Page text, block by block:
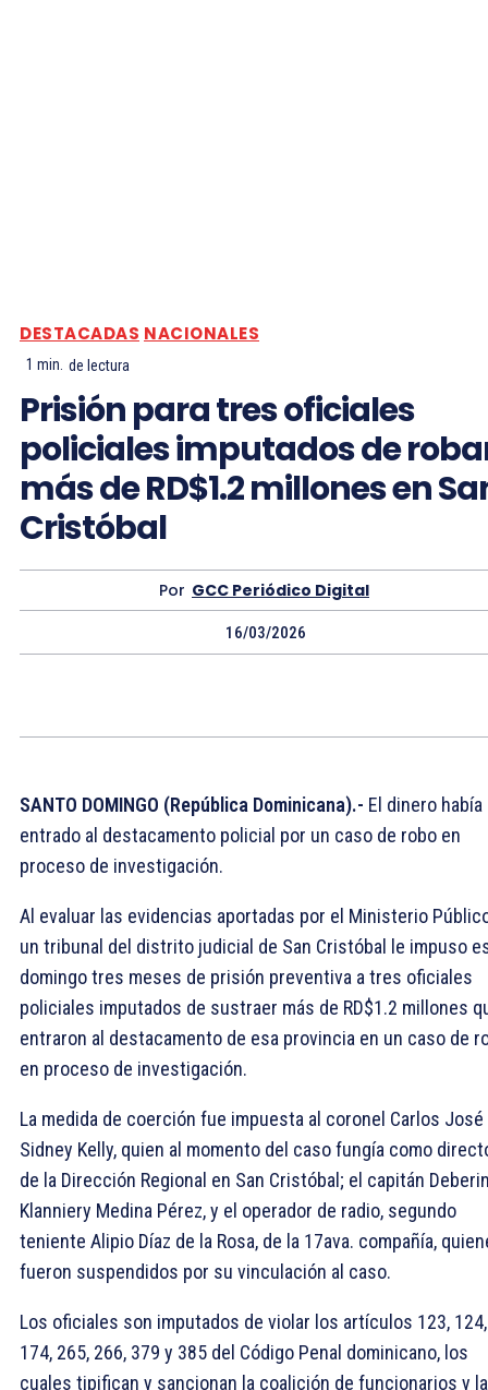
DESTACADAS NACIONALES
1 min. de lectura
Prisión para tres oficiales
policiales imputados de
más de RD$1.2 millones en
Cristóbal
Por GCC Periódico Digital
16/03/2026
SANTO DOMINGO (República Dominicana).- El dinero había
entrado al destacamento policial por un caso de robo en
proceso de investigación.
Al evaluar las evidencias aportadas por el Ministerio
un tribunal del distrito judicial de San Cristóbal le impuso
domingo tres meses de prisión preventiva a tres oficiales
policiales imputados de sustraer más de RD$1.2 millones
entraron al destacamento de esa provincia en un caso de
en proceso de investigación.
La medida de coerción fue impuesta al coronel Carlos José
Sidney Kelly, quien al momento del caso fungía como
de la Dirección Regional en San Cristóbal; el capitán
Klanniery Medina Pérez, y el operador de radio, segundo
teniente Alipio Díaz de la Rosa, de la 17ava. compañía,
fueron suspendidos por su vinculación al caso.
Los oficiales son imputados de violar los artículos 123, 124,
174, 265, 266, 379 y 385 del Código Penal dominicano, los
cuales tipifican y sancionan la coalición de funcionarios y la